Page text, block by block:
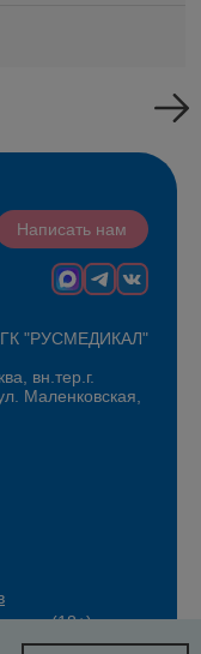
Написать нам
"РУСМЕДИКАЛ"
вн.тер.г.
Маленковская,
(18+)